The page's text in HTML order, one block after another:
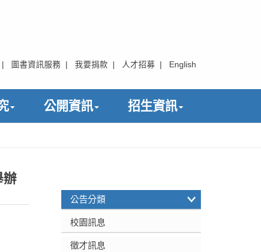
圖書資訊服務 我要捐款 人才招募 English
公開資訊 招生資訊
辦
公告分類
校園訊息
徵才訊息